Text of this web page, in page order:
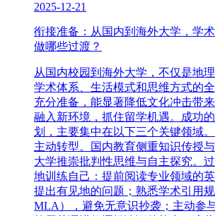
2025-12-21
衔接准备：从国内到海外大学，学
做哪些过渡？
从国内校园到海外大学，不仅是地
学术体系、生活模式和思维方式的
充分准备，能显著降低文化冲击带
融入新环境，抓住留学机遇。成功
划，主要集中在以下三个关键领域
主动转型。国内教育侧重知识传授
大学推崇批判性思维与自主探究。
地训练自己：提前阅读专业领域的
提出有见地的问题；熟悉学术引用规
MLA），避免无意识抄袭；主动参